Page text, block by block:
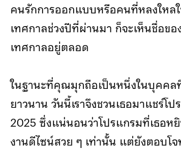
คนรักการออกแบบหรือคนที่หลงใหล
เทศกาลช่วงปีที่ผ่านมา ก็จะเห็นชื่อข
เทศกาลอยู่ตลอด
ในฐานะที่คุณมุกถือเป็นหนึ่งในบุคคล
ยาวนาน วันนี้เราจึงชวนเธอมาแชร์โ
2025 ซึ่งแน่นอนว่าโปรแกรมที่เธอห
งานดีไซน์สวย ๆ เท่านั้น แต่ยังตอบโ